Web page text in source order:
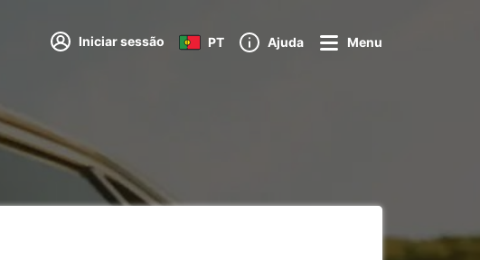
Iniciar sessão PT Ajuda Menu